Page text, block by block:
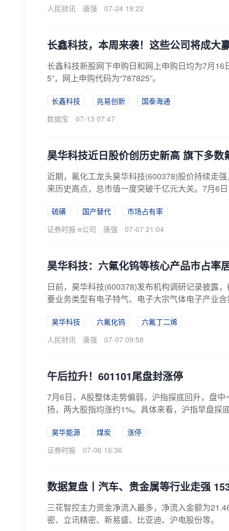
人民财讯
唐强 07-24 19:22
长鑫科技，本周来袭！这些公司将成大
长鑫科技新股网下申购日和网上申购日均为7月
5”，网上申购代码为“787825”。
长鑫科技 兆易创新
国泰海通
数据宝
07-13 07:47
昊华科技近日股价创历史新高 旗下多数
近期，氟化工龙头昊华科技(600378)股价持续走
来历史高点，总市值一度突破千亿元大关。7月6
硫磺 国产替代
市场占有率
证券时报·e公司
唐强 07-07 21:04
昊华科技：六氟化钨等核心产品市占率
日前，昊华科技(600378)发布机构调研记录披露
要业务类型有电子特气、电子大宗气体电子产业
昊华科技 六氟化钨
六氟丁二烯
人民财讯
唐强 07-07 09:58
午后拉升！601101尾盘封涨停
7月6日，A股整体走势偏弱，沪指探底回升，盘
扬，两大股指均涨约1%。具体来看，沪指早盘探
昊华能源 煤炭
涨停
证券时报
07-06 16:36
数据复盘丨汽车、贵金属等行业走强
三花智控主力资金净流入最多，净流入金额为
密、立讯精密、新易盛、比亚迪、沪电股份等。